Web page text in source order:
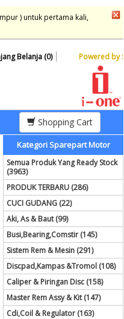
) untuk pertama kali,
Belanja (0) Powered by :
Shopping Cart
Kategori Sparepart Motor
Semua Produk Yang Ready Stock
(3963)
PRODUK TERBARU (286)
CUCI GUDANG (22)
Aki, As & Baut (99)
Busi,Bearing,Comstir (145)
Sistem Rem & Mesin (291)
Discpad,Kampas &Tromol (108)
Caliper & Piringan Disc (158)
Master Rem Assy & Kit (147)
Cdi,Coil & Regulator (163)